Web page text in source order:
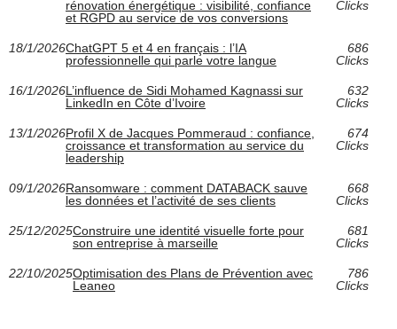
rénovation énergétique : visibilité, confiance
et RGPD au service de vos conversions
Clicks
18/1/2026ChatGPT 5 et 4 en français : l’IA
professionnelle qui parle votre langue
686
Clicks
16/1/2026L’influence de Sidi Mohamed Kagnassi sur
LinkedIn en Côte d’Ivoire
632
Clicks
13/1/2026Profil X de Jacques Pommeraud : confiance,
croissance et transformation au service du
leadership
674
Clicks
09/1/2026Ransomware : comment DATABACK sauve
les données et l’activité de ses clients
668
Clicks
25/12/2025Construire une identité visuelle forte pour
son entreprise à marseille
681
Clicks
22/10/2025Optimisation des Plans de Prévention avec
Leaneo
786
Clicks